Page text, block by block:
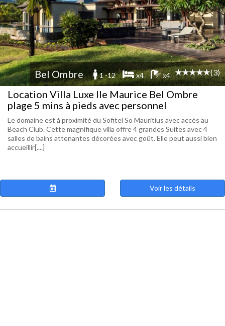
Bel Ombre 1 -12 x4 x4 (3)
Location Villa Luxe Ile Maurice Bel Ombre
plage 5 mins à pieds avec personnel
Le domaine est à proximité du Sofitel So Mauritius avec accès au
Beach Club. Cette magnifique villa offre 4 grandes Suites avec 4
salles de bains attenantes décorées avec goût. Elle peut aussi bien
accueillir[....]
Voir les détails